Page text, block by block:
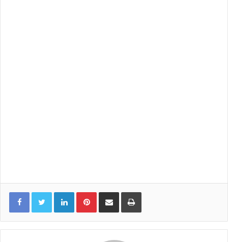
LinkedInPinterestShare via Email Print